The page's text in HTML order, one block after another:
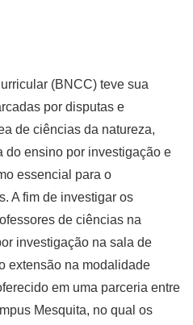
(BNCC) teve sua
por disputas e
de ciências da natureza,
do ensino por investigação e
essencial para o
A fim de investigar os
de ciências na
investigação na sala de
extensão na modalidade
em uma parceria entre
Mesquita, no qual os